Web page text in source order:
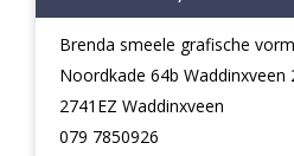
Brenda smeele grafische
Noordkade 64b Waddinxveen
2741EZ Waddinxveen
079 7850926